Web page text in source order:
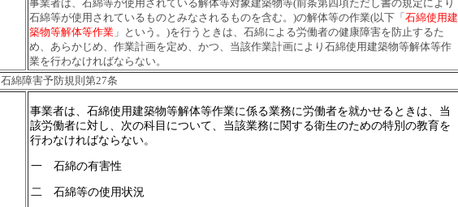
事業者は、石綿等が使用されている解体等対象建築物等(前条第四項ただし書の規定により
石綿等が使用されているものとみなされるものを含む。)の解体等の作業(以下「 石綿使用建
築物等解体等作業 」という。)を行うときは、石綿による労働者の健康障害を防止するた
め、あらかじめ、作業計画を定め、かつ、当該作業計画により石綿使用建築物等解体等作
業を行わなければならない。
石綿障害予防規則第27条
事業者は、石綿使用建築物等解体等作業に係る業務に労働者を就かせるときは、当
該労働者に対し、次の科目について、当該業務に関する衛生のための特別の教育を
行わなければならない。
一 石綿の有害性
二 石綿等の使用状況